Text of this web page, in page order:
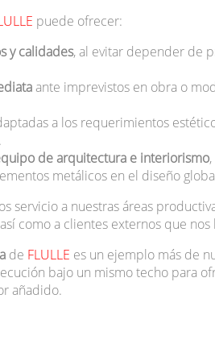
puede ofrecer:
y calidades, al evitar depender de
ante imprevistos en obra o
a los requerimientos
de arquitectura e interiorismo
metálicos en el diseño
servicio a nuestras áreas
como a clientes externos que
de FLULLE es un ejemplo más de
bajo un mismo techo para
añadido.